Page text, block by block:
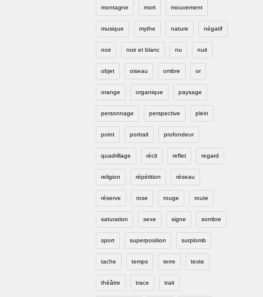
montagne mort mouvement
musique mythe nature négatif
noir noir et blanc nu nuit
objet oiseau ombre or
orange organique paysage
personnage perspective plein
point portrait profondeur
quadrillage récit reflet regard
religion répétition réseau
réserve rose rouge route
saturation sexe signe sombre
sport superposition surplomb
tache temps terre texte
théâtre trace trait